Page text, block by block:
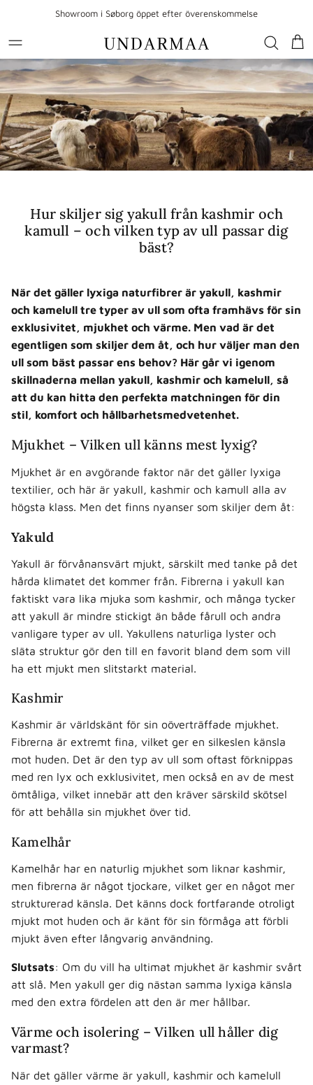
Gå till innehålletShowroom i Søborg öppet efter överenskommelse
Hur skiljer sig yakull från kashmir och
kamull – och vilken typ av ull passar dig
bäst?
När det gäller lyxiga naturfibrer är yakull, kashmir
och kamelull tre typer av ull som ofta framhävs för sin
exklusivitet, mjukhet och värme. Men vad är det
egentligen som skiljer dem åt, och hur väljer man den
ull som bäst passar ens behov? Här går vi igenom
skillnaderna mellan yakull, kashmir och kamelull, så
att du kan hitta den perfekta matchningen för din
stil, komfort och hållbarhetsmedvetenhet.
Mjukhet – Vilken ull känns mest lyxig?
Mjukhet är en avgörande faktor när det gäller lyxiga
textilier, och här är yakull, kashmir och kamull alla av
högsta klass. Men det finns nyanser som skiljer dem åt:
Yakuld
Yakull är förvånansvärt mjukt, särskilt med tanke på det
hårda klimatet det kommer från. Fibrerna i yakull kan
faktiskt vara lika mjuka som kashmir, och många tycker
att yakull är mindre stickigt än både fårull och andra
vanligare typer av ull. Yakullens naturliga lyster och
släta struktur gör den till en favorit bland dem som vill
ha ett mjukt men slitstarkt material.
Kashmir
Kashmir är världskänt för sin oöverträffade mjukhet.
Fibrerna är extremt fina, vilket ger en silkeslen känsla
mot huden. Det är den typ av ull som oftast förknippas
med ren lyx och exklusivitet, men också en av de mest
ömtåliga, vilket innebär att den kräver särskild skötsel
för att behålla sin mjukhet över tid.
Kamelhår
Kamelhår har en naturlig mjukhet som liknar kashmir,
men fibrerna är något tjockare, vilket ger en något mer
strukturerad känsla. Det känns dock fortfarande otroligt
mjukt mot huden och är känt för sin förmåga att förbli
mjukt även efter långvarig användning.
Slutsats: Om du vill ha ultimat mjukhet är kashmir svårt
att slå. Men yakull ger dig nästan samma lyxiga känsla
med den extra fördelen att den är mer hållbar.
Värme och isolering – Vilken ull håller dig
varmast?
När det gäller värme är yakull, kashmir och kamelull